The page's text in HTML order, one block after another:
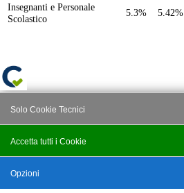
Insegnanti e Personale
Scolastico
5.3% 5.42%
Accetta tutti i Cookie
Solo Cookie Tecnici
Salva
Opzioni